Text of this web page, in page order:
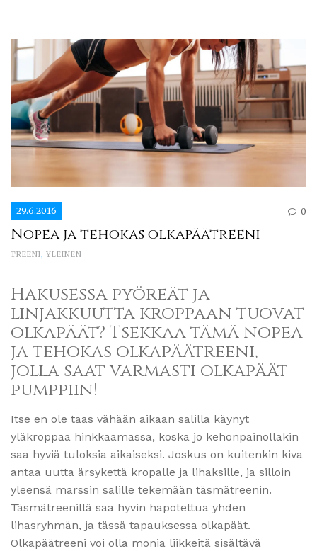
29.6.2016 0
Nopea ja tehokas olkapäätreeni
TREENI, YLEINEN
Hakusessa pyöreät ja
linjakkuutta kroppaan tuovat
olkapäät? Tsekkaa tämä nopea
ja tehokas olkapäätreeni,
jolla saat varmasti olkapäät
pumppiin!
Itse en ole taas vähään aikaan salilla käynyt
yläkroppaa hinkkaamassa, koska jo kehonpainollakin
saa hyviä tuloksia aikaiseksi. Joskus on kuitenkin kiva
antaa uutta ärsykettä kropalle ja lihaksille, ja silloin
yleensä marssin salille tekemään täsmätreenin.
Täsmätreenillä saa hyvin hapotettua yhden
lihasryhmän, ja tässä tapauksessa olkapäät.
Olkapäätreeni voi olla monia liikkeitä sisältävä